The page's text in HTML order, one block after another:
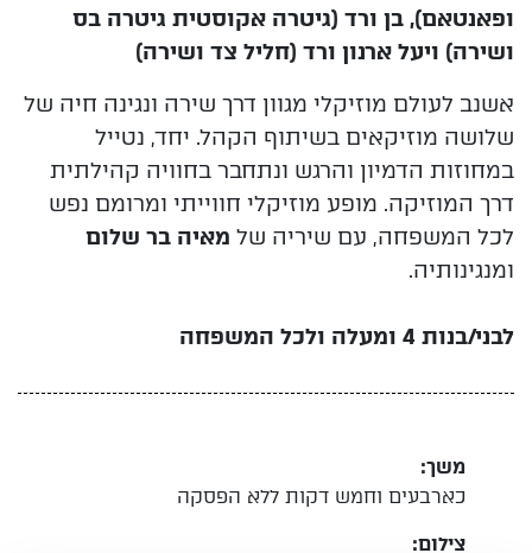
ופאנטאם), בן ורד (גיטרה אקוסטית גיטרה בס
ושירה) ויעל ארנון ורד (חליל צד ושירה)
אשנב לעולם מוזיקלי מגוון דרך שירה ונגינה חיה של
שלושה מוזיקאים בשיתוף הקהל. יחד, נטייל
במחוזות הדמיון והרגש ונתחבר בחוויה קהילתית
דרך המוזיקה. מופע מוזיקלי חווייתי ומרומם נפש
לכל המשפחה, עם שיריה של מאיה בר שלום
ומנגינותיה.
לבני/בנות 4 ומעלה ולכל המשפחה
משך:
כארבעים וחמש דקות ללא הפסקה
צילום: